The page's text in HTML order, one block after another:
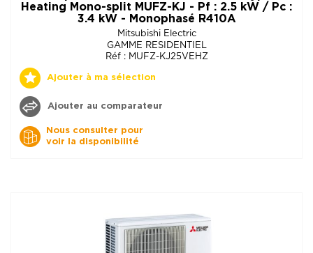
Heating Mono-split MUFZ-KJ - Pf : 2.5 kW / Pc :
3.4 kW - Monophasé R410A
Mitsubishi Electric
GAMME RESIDENTIEL
Réf : MUFZ-KJ25VEHZ
Ajouter à ma sélection
Ajouter au comparateur
Nous consulter pour
voir la disponibilité